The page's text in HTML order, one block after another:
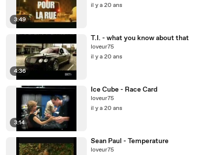
3:49
il y a 20 ans
4:36
T.I. - what you know about that
loveur75
il y a 20 ans
3:14
Ice Cube - Race Card
loveur75
il y a 20 ans
Sean Paul - Temperature
loveur75